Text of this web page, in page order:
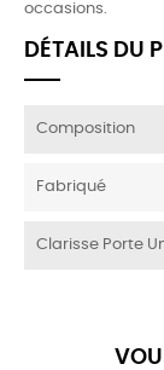
occasions.
DÉTAILS DU
Composition
Fabriqué
Clarisse Porte